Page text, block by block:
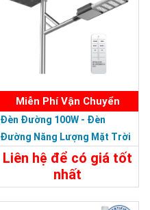
Miễn Phí Vận Chuyển
Đèn Đường 100W - Đèn
Đường Năng Lượng Mặt Trời
100W CSD02.SL 100W
Liên hệ để có giá tốt
nhất
19.487.100đ